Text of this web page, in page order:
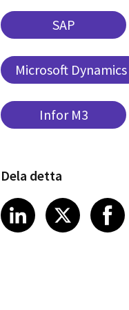
SAP
Microsoft Dynamics
Infor M3
Dela detta
Share article
LinkedIn
Share
X